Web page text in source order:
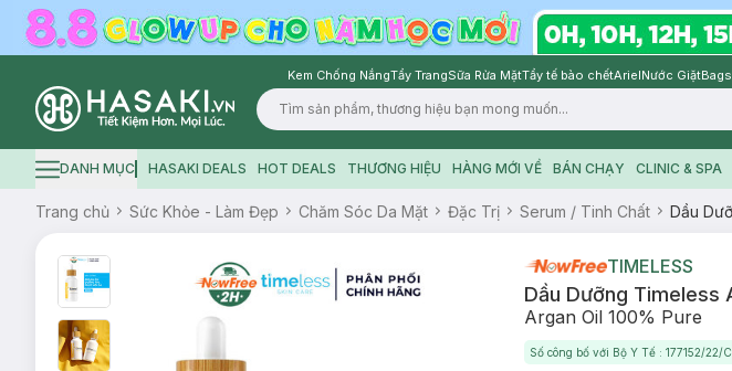
Kem Chống NắngTẩy TrangSữa Rửa MặtTẩy tế bào chếtArielNước Giặt
Logo
Hamburger icon
DANH MỤC HASAKI DEALS HOT DEALS THƯƠNG HIỆU HÀNG MỚI VỀ BÁN CHẠY CLINIC & SPA
Trang chủ Sức Khỏe - Làm Đẹp Chăm Sóc Da Mặt Đặc Trị Serum / Tinh Chất Dầu
TIMELESS
Dầu Dưỡng Timeless
Argan Oil 100% Pure
Số công bố với Bộ Y Tế : 177152/22/